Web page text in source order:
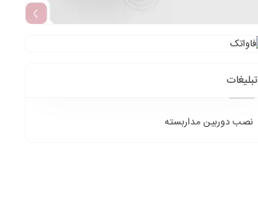
تبلیغات
نصب دوربین مداربسته